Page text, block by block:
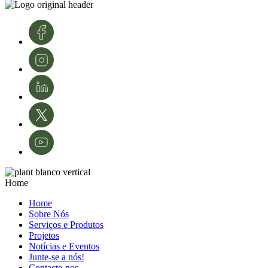
conhecimento e tecnologias. A sua experiência é fundamental para o
agricultura em Portugal.
Créditos de imagens: InnovPlantProtect – Inês Ferreira
Home
Home
Sobre Nós
Serviços e Produtos
Projetos
Notícias e Eventos
Junte-se a nós!